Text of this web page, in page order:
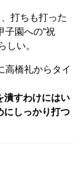
打ちも打った
子園への“祝
しい。
橋礼からタイ
潰すわけにはい
にしっかり打つ